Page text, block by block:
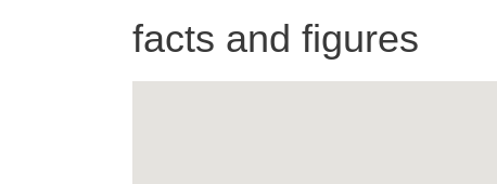
facts and figures